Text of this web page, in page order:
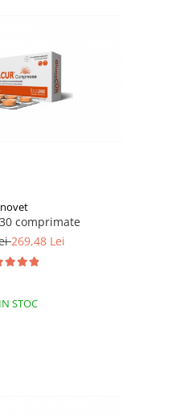
comprimate
269,48 Lei
IN STOC